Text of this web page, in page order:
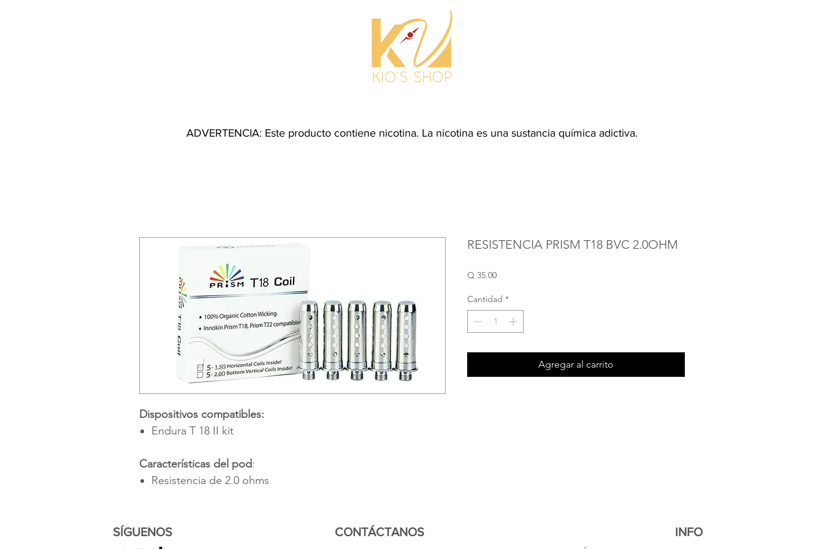
ADVERTENCIA: Este producto contiene nicotina. La nicotina es una sustancia química adictiva.
Dispositivos compatibles:
Endura T 18 II kit
Características del pod:
Resistencia de 2.0 ohms
RESISTENCIA PRISM T18 BVC 2.0OHM
Q 35.00Precio
Cantidad *
Agregar al carrito
SÍGUENOS CONTÁCTANOS INFO